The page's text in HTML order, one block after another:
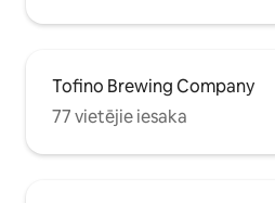
Tofino Brewing Company
77 vietējie iesaka